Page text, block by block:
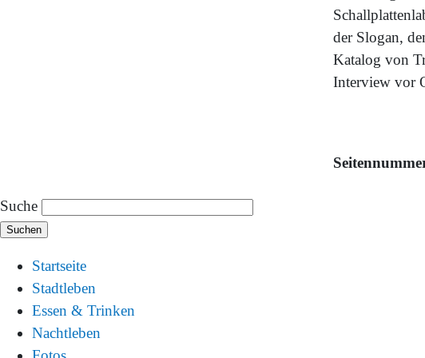
der Slogan,
Katalog von
Interview vor
Suche
Startseite
Stadtleben
Essen & Trinken
Nachtleben